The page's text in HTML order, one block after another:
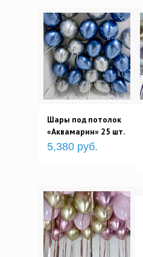
Шары под потолок
«Аквамарин» 25 шт.
5,380 руб.